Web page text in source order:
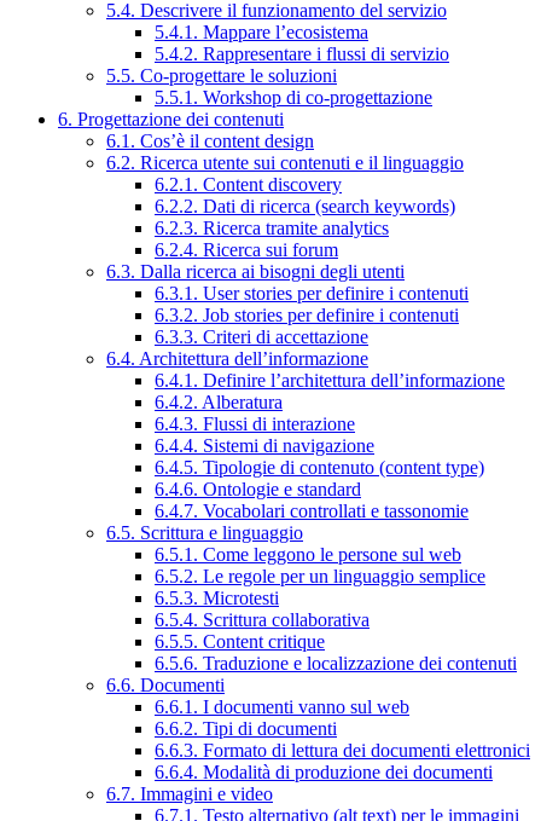
5.4. Descrivere il funzionamento del servizio
5.4.1. Mappare l’ecosistema
5.4.2. Rappresentare i flussi di servizio
5.5. Co-progettare le soluzioni
5.5.1. Workshop di co-progettazione
6. Progettazione dei contenuti
6.1. Cos’è il content design
6.2. Ricerca utente sui contenuti e il linguaggio
6.2.1. Content discovery
6.2.2. Dati di ricerca (search keywords)
6.2.3. Ricerca tramite analytics
6.2.4. Ricerca sui forum
6.3. Dalla ricerca ai bisogni degli utenti
6.3.1. User stories per definire i contenuti
6.3.2. Job stories per definire i contenuti
6.3.3. Criteri di accettazione
6.4. Architettura dell’informazione
6.4.1. Definire l’architettura dell’informazione
6.4.2. Alberatura
6.4.3. Flussi di interazione
6.4.4. Sistemi di navigazione
6.4.5. Tipologie di contenuto (content type)
6.4.6. Ontologie e standard
6.4.7. Vocabolari controllati e tassonomie
6.5. Scrittura e linguaggio
6.5.1. Come leggono le persone sul web
6.5.2. Le regole per un linguaggio semplice
6.5.3. Microtesti
6.5.4. Scrittura collaborativa
6.5.5. Content critique
6.5.6. Traduzione e localizzazione dei contenuti
6.6. Documenti
6.6.1. I documenti vanno sul web
6.6.2. Tipi di documenti
6.6.3. Formato di lettura dei documenti elettronici
6.6.4. Modalità di produzione dei documenti
6.7. Immagini e video
6.7.1. Testo alternativo (alt text) per le immagini